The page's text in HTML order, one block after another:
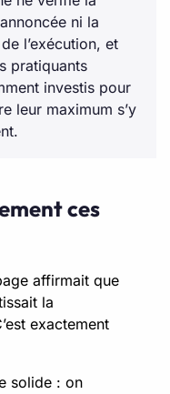
ni la
l’exécution, et
pratiquants
investis pour
leur maximum s’y
ces
affirmait que
la
exactement
solide : on